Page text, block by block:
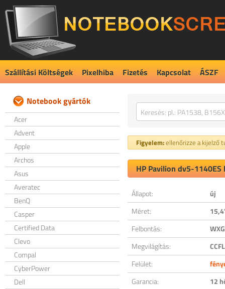
Szállítási Költségek Pixelhiba Fizetés Kapcsolat ÁSZF
Notebook gyártók
Acer
Advent
Apple
Archos
Asus
Averatec
BenQ
Casper
Certified Data
Clevo
Compal
CyberPower
Dell
Figyelem:ellenőrizze a kijelző
HP Pavilion dv5-
Állapot:
új
Méret:
Felbontás:
Megvilágítás:
CCFL
Felület:
Garancia:
12